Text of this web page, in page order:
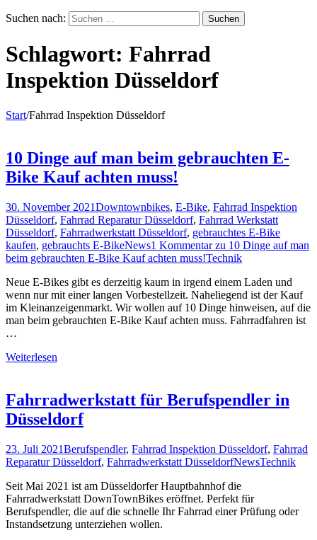
Suchen nach:
Schlagwort: Fahrrad
Inspektion Düsseldorf
Start/Fahrrad Inspektion Düsseldorf
10 Dinge auf man beim gebrauchten E-
Bike Kauf achten muss!
30. November 2021Downtownbikes, E-Bike, Fahrrad Inspektion
Düsseldorf, Fahrrad Reparatur Düsseldorf, Fahrrad Werkstatt
Düsseldorf, Fahrradwerkstatt Düsseldorf, gebrauchtes E-Bike
kaufen, gebrauchts E-BikeNews1 Kommentarzu 10 Dinge auf man
beim gebrauchten E-Bike Kauf achten muss!Technik
Neue E-Bikes gibt es derzeitig kaum in irgend einem Laden und
wenn nur mit einer langen Vorbestellzeit. Naheliegend ist der Kauf
im Kleinanzeigenmarkt. Wir wollen auf 10 Dinge hinweisen, auf die
man beim gebrauchten E-Bike Kauf achten muss. Fahrradfahren ist
…
Weiterlesen
Fahrradwerkstatt für Berufspendler in
Düsseldorf
23. Juli 2021Berufspendler, Fahrrad Inspektion Düsseldorf, Fahrrad
Reparatur Düsseldorf, Fahrradwerkstatt DüsseldorfNewsTechnik
Seit Mai 2021 ist am Düsseldorfer Hauptbahnhof die
Fahrradwerkstatt DownTownBikes eröffnet. Perfekt für
Berufspendler, die auf die schnelle Ihr Fahrrad einer Prüfung oder
Instandsetzung unterziehen wollen.